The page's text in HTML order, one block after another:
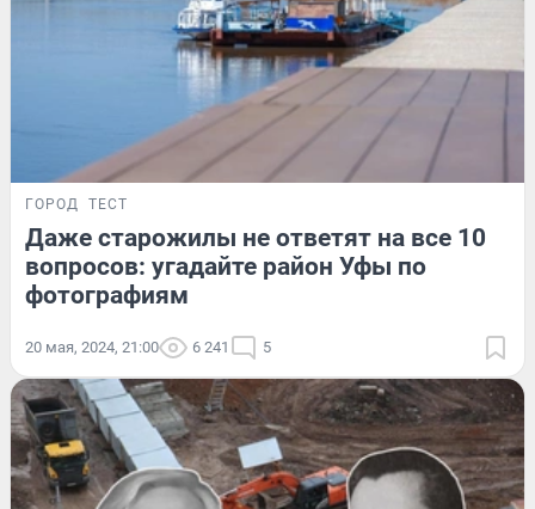
ГОРОД ТЕСТ
Даже старожилы не ответят на все 10
вопросов: угадайте район Уфы по
фотографиям
20 мая, 2024, 21:00 6 241 5